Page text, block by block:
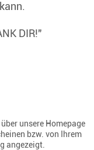
DIR!"
unsere Homepage
bzw. von Ihrem
angezeigt.